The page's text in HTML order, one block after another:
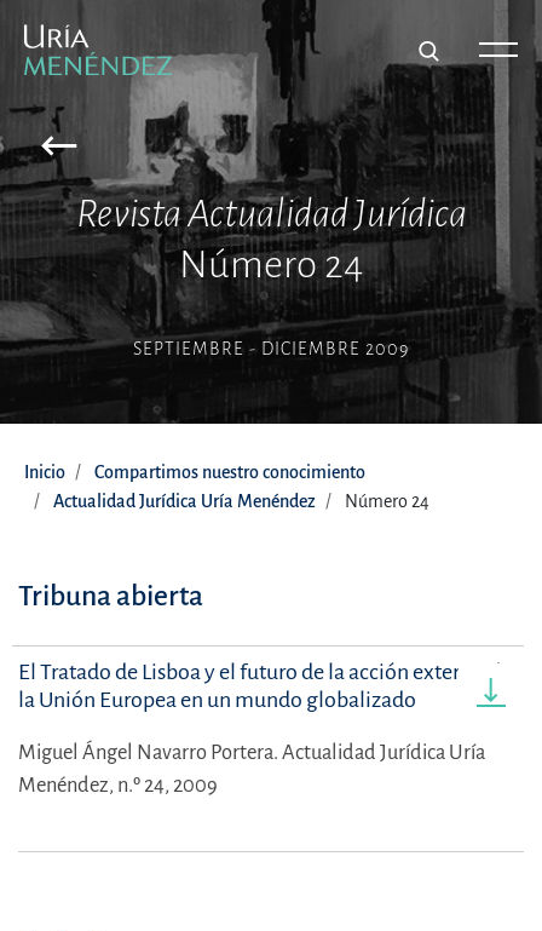
Revista Actualidad Jurídica
Número 24
SEPTIEMBRE - DICIEMBRE 2009
Inicio
Compartimos nuestro conocimiento
Actualidad Jurídica Uría Menéndez
Número 24
Tribuna abierta
El Tratado de Lisboa y el futuro de la acción exterior de
la Unión Europea en un mundo globalizado
Miguel Ángel Navarro Portera. Actualidad Jurídica Uría
Menéndez, n.º 24, 2009